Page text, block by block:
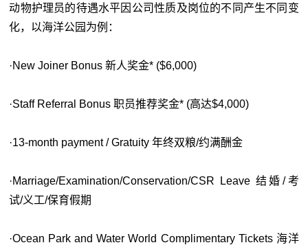
动物护理员的待遇水平因公司性质及岗位的不同产生不同变
化，以海洋公园为例：
·New Joiner Bonus 新人奖金* ($6,000)
·Staff Referral Bonus 职员推荐奖金* (高达$4,000)
·13-month payment / Gratuity 年终双粮/约满酬金
·Marriage/Examination/Conservation/CSR Leave 结婚/考
试/义工/保育假期
·Ocean Park and Water World Complimentary Tickets 海洋